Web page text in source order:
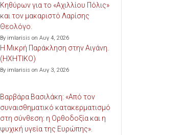
Κηθύρων για το «Αχιλλίου Πόλις»
και τον μακαριστό Λαρίσης
Θεολόγο.
By imlarisis on Αυγ 4, 2026
Η Μικρή Παράκληση στην Αιγάνη.
(ΗΧΗΤΙΚΟ)
By imlarisis on Αυγ 3, 2026
Βαρβάρα Βασιλάκη: «Από τον
συναισθηματικό κατακερματισμό
στη σύνθεση: η Ορθοδοξία και η
ψυχική υγεία της Ευρώπης».